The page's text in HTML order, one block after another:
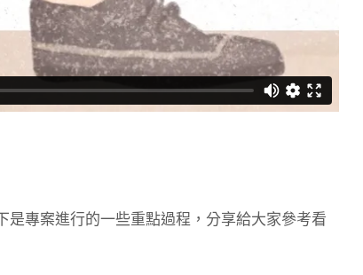
專案進行的一些重點過程，分享給大家參考看